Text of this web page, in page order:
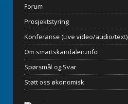
Forum
Prosjektstyring
Konferanse (Live video/audio/text)
Om smartskandalen.info
Spørsmål og Svar
Støtt oss økonomisk